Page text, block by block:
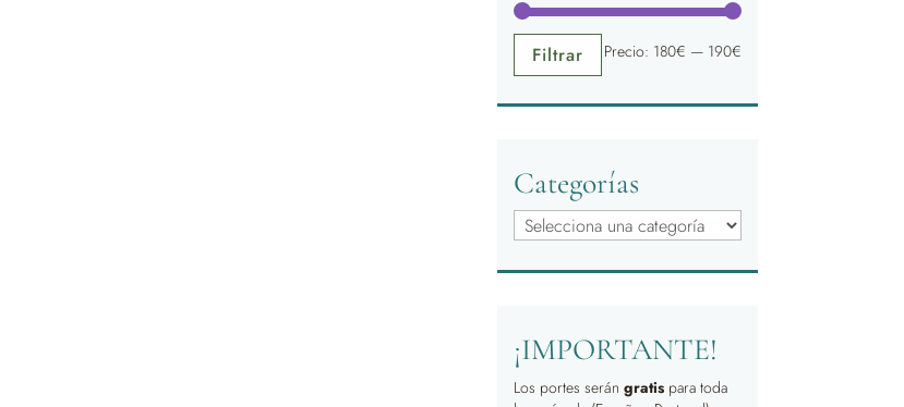
Precio
Precio
Filtrar Precio: 180€ — 190€
Categorías
¡IMPORTANTE!
Los portes serán gratispara toda